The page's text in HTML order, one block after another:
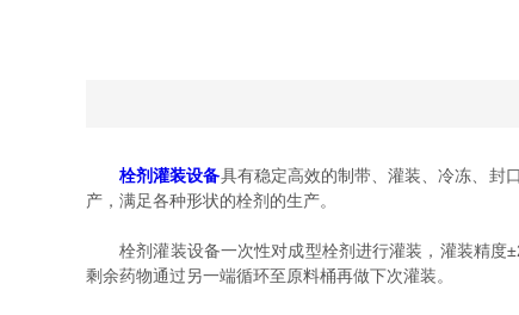
栓剂灌装设备具有稳定高效的制带、灌装、冷冻、封
产，满足各种形状的栓剂的生产。
栓剂灌装设备一次性对成型栓剂进行灌装，灌装精度
剩余药物通过另一端循环至原料桶再做下次灌装。